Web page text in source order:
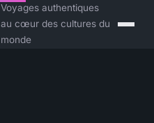
Voyages authentiques
au cœur des cultures du
monde